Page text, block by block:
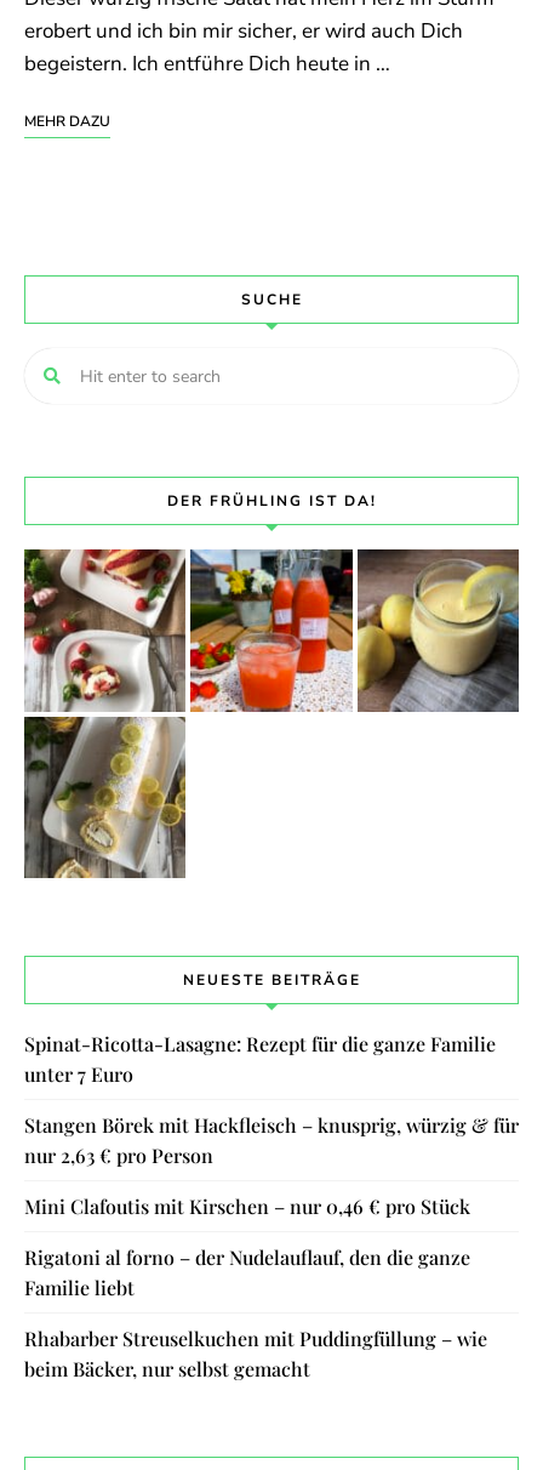
erobert und ich bin mir sicher, er wird auch Dich
begeistern. Ich entführe Dich heute in …
MEHR DAZU
SUCHE
DER FRÜHLING IST DA!
NEUESTE BEITRÄGE
Spinat-Ricotta-Lasagne: Rezept für die ganze Familie
unter 7 Euro
Stangen Börek mit Hackfleisch – knusprig, würzig & für
nur 2,63 € pro Person
Mini Clafoutis mit Kirschen – nur 0,46 € pro Stück
Rigatoni al forno – der Nudelauflauf, den die ganze
Familie liebt
Rhabarber Streuselkuchen mit Puddingfüllung – wie
beim Bäcker, nur selbst gemacht